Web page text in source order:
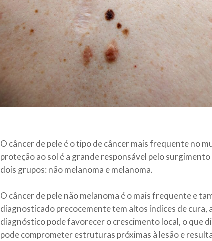
O câncer de pele é o tipo de câncer mais frequente no
proteção ao sol é a grande responsável pelo
dois grupos: não melanoma e melanoma.
O câncer de pele não melanoma é o mais frequente e
diagnosticado precocemente tem altos índices de cura,
diagnóstico pode favorecer o crescimento local, o que
pode comprometer estruturas próximas à lesão e